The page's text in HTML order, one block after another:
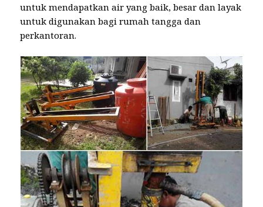
untuk mendapatkan air yang baik, besar dan layak
untuk digunakan bagi rumah tangga dan
perkantoran.